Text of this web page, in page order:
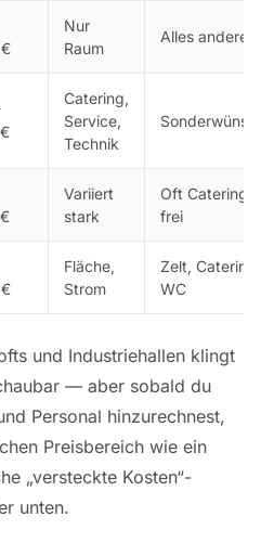
Nur
Raum
Alles andere
Catering,
Service,
Technik
Variiert
stark
Oft Catering
frei
Fläche,
Strom
Zelt, Catering,
WC
und Industriehallen klingt
— aber sobald du
Personal hinzurechnest,
Preisbereich wie ein
„versteckte Kosten“-
unten.